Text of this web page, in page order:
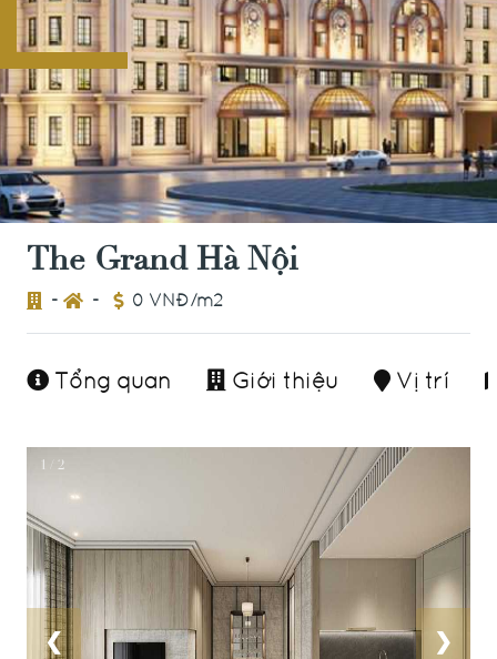
The Grand Hà Nội
- - 0 VNĐ/m2
Tổng quan Giới thiệu Vị trí
1 / 2
❮ ❯